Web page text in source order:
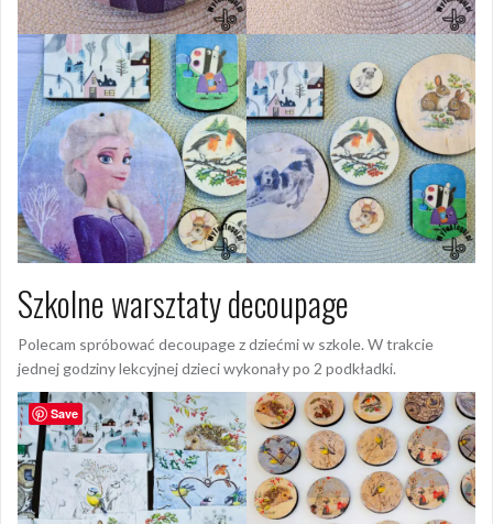
Szkolne warsztaty decoupage
Polecam spróbować decoupage z dziećmi w szkole. W trakcie
jednej godziny lekcyjnej dzieci wykonały po 2 podkładki.
Save